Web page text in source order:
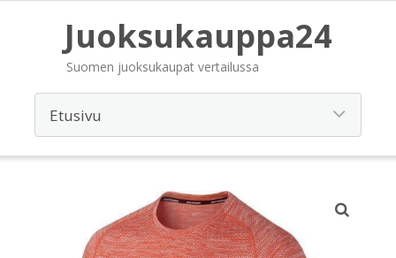
Juoksukauppa24
Suomen juoksukaupat vertailussa